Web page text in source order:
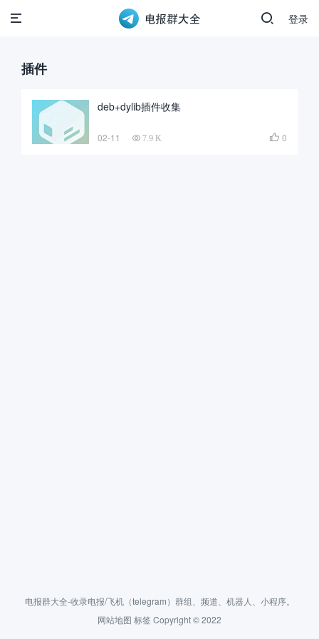
登录
插件
deb+dylib插件收集
02-11 7.9 K  0
电报群大全-收录电报/飞机（telegram）群组、频道、机器人、小程序。
网站地图 标签Copyright © 2022